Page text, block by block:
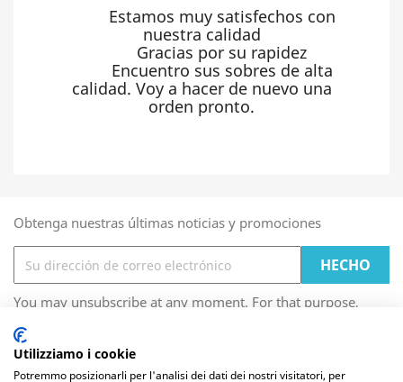
Las cookies de este sitio web se usan para personalizar
Estamos muy satisfechos con
nuestra calidad
Gracias por su rapidez
Encuentro sus sobres de alta
calidad. Voy a hacer de nuevo una
orden pronto.
Obtenga nuestras últimas noticias y promociones
You may unsubscribe at any moment. For that purpose,
Utilizziamo i cookie
Potremmo posizionarli per l'analisi dei dati dei nostri visitatori, per